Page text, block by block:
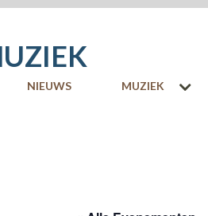
NIEUWS MUZIEK